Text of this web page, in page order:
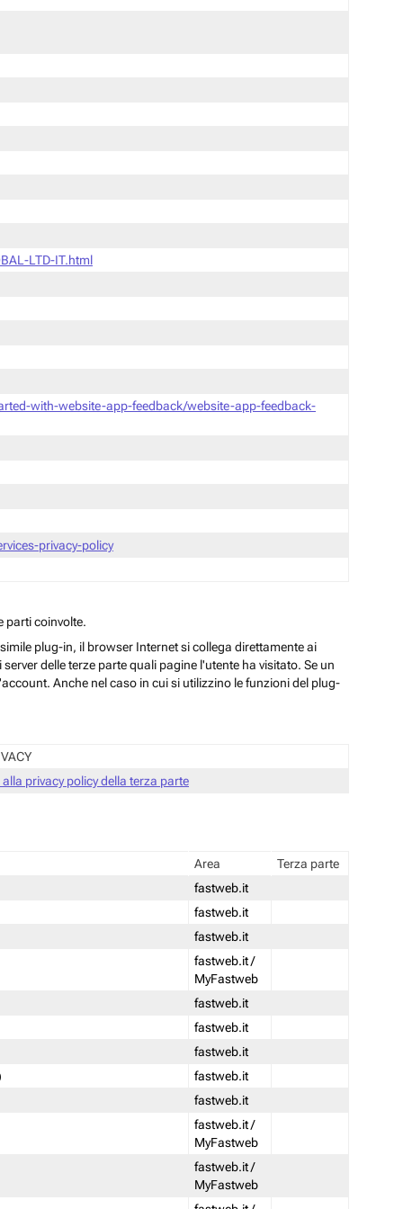
LTD-IT.html
with-website-app-feedback/website-app-feedback-
privacy-policy
parti coinvolte.
plug-in, il browser Internet si collega direttamente ai
delle terze parte quali pagine l'utente ha visitato. Se un
Anche nel caso in cui si utilizzino le funzioni del plug-
alla privacy policy della terza parte
Area
Terza parte
fastweb.it
fastweb.it
fastweb.it
fastweb.it /
MyFastweb
fastweb.it
fastweb.it
fastweb.it
fastweb.it
fastweb.it
fastweb.it /
MyFastweb
fastweb.it /
MyFastweb